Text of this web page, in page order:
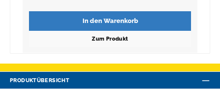
In den Warenkorb
Zum Produkt
PRODUKTÜBERSICHT